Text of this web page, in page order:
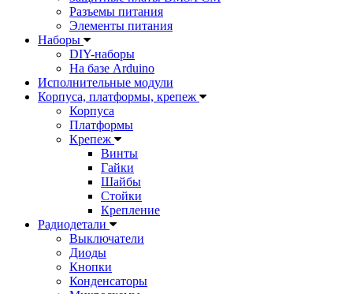
Разъемы питания
Элементы питания
Наборы
DIY-наборы
На базе Arduino
Исполнительные модули
Корпуса, платформы, крепеж
Корпуса
Платформы
Крепеж
Винты
Гайки
Шайбы
Стойки
Крепление
Радиодетали
Выключатели
Диоды
Кнопки
Конденсаторы